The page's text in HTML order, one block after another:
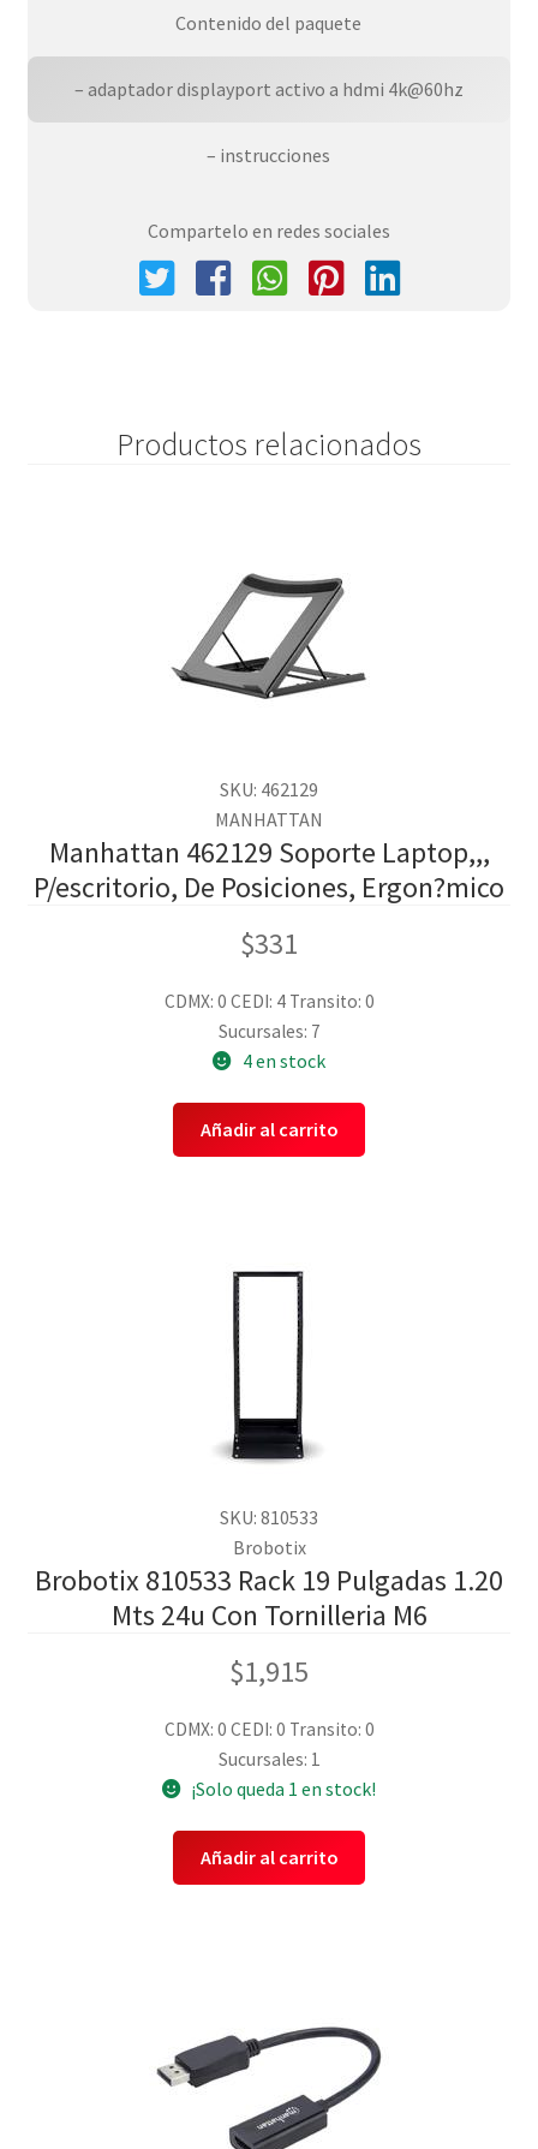
Contenido del paquete
– adaptador displayport activo a hdmi 4k@60hz
– instrucciones
Compartelo en redes sociales
Productos relacionados
SKU: 462129
MANHATTAN
Manhattan 462129 Soporte Laptop,,,
P/escritorio, De Posiciones, Ergon?mico
$331
CDMX: 0 CEDI: 4 Transito: 0
Sucursales: 7
4 en stock
Añadir al carrito
SKU: 810533
Brobotix
Brobotix 810533 Rack 19 Pulgadas 1.20
Mts 24u Con Tornilleria M6
$1,915
CDMX: 0 CEDI: 0 Transito: 0
Sucursales: 1
¡Solo queda 1 en stock!
Añadir al carrito